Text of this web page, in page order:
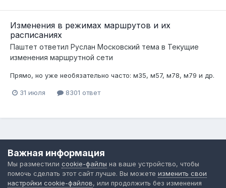
Изменения в режимах маршрутов и их
расписаниях
Паштет ответил Руслан Московский тема в Текущие
изменения маршрутной сети
Прямо, но уже необязательно часто: м35, м57, м78, м79 и др.
31 июля 8301 ответ
Форум общественного транспорта
Powered by Invision Community
Важная информация
Мы разместили cookie-файлы на ваше устройство, чтобы
помочь сделать этот сайт лучше. Вы можете изменить свои
настройки cookie-файлов, или продолжить без изменения